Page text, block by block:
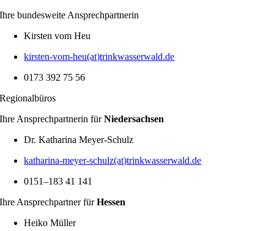
Ihre bundes­weite Ansprech­part­nerin
Kirsten vom Heu
kirsten-vom-heu(at)trinkwasserwald.de
0173 392 75 56
Regio­nal­büros
Ihre Ansprech­part­nerin fürNieder­sachsen
Dr. Katha­rina Meyer-Schulz
katharina-meyer-schulz(at)trinkwasserwald.de
0151–183 41 141
Ihre Ansprech­partner fürHessen
Heiko Müller